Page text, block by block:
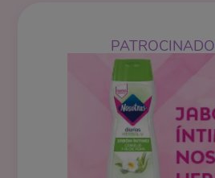
PATROCINADO